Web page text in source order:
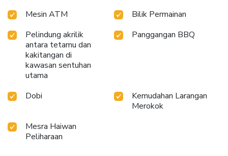
Mesin ATM
Bilik Permainan
Pelindung akrilik
antara tetamu dan
kakitangan di
kawasan sentuhan
utama
Panggangan BBQ
Dobi
Kemudahan Larangan
Merokok
Mesra Haiwan
Peliharaan